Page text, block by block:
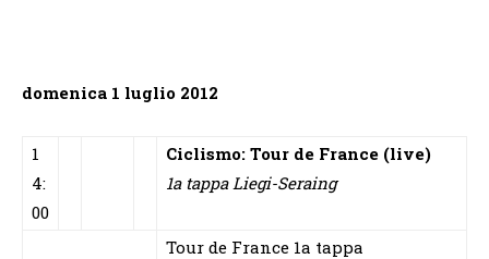
domenica 1 luglio 2012
1
4:
00
Ciclismo: Tour de France (live)
1a tappa Liegi-Seraing
Tour de France 1a tappa